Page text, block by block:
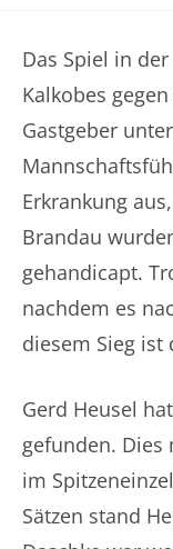
Das Spiel in
Kalkobes
Gastgeber
Erkrankung
Brandau
gehandicapt.
nachdem es
diesem Sieg ist
Gerd Heusel
gefunden.
im
Sätzen stand